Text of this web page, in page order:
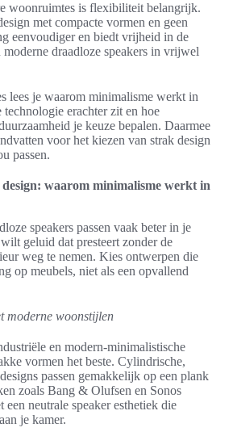
woonruimtes is flexibiliteit belangrijk.
met compacte vormen en geen
eenvoudiger en biedt vrijheid in de
draadloze speakers in vrijwel
lees je waarom minimalisme werkt in
erachter zit en hoe
je keuze bepalen. Daarmee
voor het kiezen van strak design
passen.
design: waarom minimalisme werkt in
speakers passen vaak beter in je
geluid dat presteert zonder de
weg te nemen. Kies ontwerpen die
op meubels, niet als een opvallend
moderne woonstijlen
en modern-minimalistische
vormen het beste. Cylindrische,
passen gemakkelijk op een plank
zoals Bang & Olufsen en Sonos
een neutrale speaker esthetiek die
je kamer.